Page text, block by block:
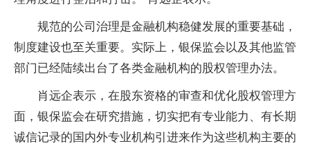
规范的公司治理是金融机构稳健发展的重要基础，
制度建设也至关重要。实际上，银保监会以及其他监管
部门已经陆续出台了各类金融机构的股权管理办法。
肖远企表示，在股东资格的审查和优化股权管理方
面，银保监会在研究措施，切实把有专业能力、有长期
诚信记录的国内外专业机构引进来作为这些机构主要的